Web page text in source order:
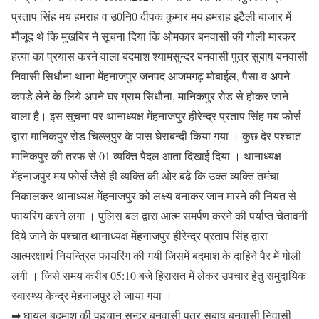
प्रताप सिंह मय हमराह व उ0नि0 दीपक कुमार मय हमराह इटैली बाजार में
मौजूद थे कि मुखबिर ने सूचना दिया कि ओमकार बनवासी की गोली मारकर
हत्या का प्रयास करने वाला बदमाश श्यामसुन्दर बनवासी पुत्र सुबाष बनवासी
निवासी सिधौना थाना मेंहनाजपुर जनपद आजमगढ़ मोबाईल, पैसा व अपने
कपडे लेने के लिये अपने घर ग्राम सिधौना, मानिकपुर रोड से होकर जाने
वाला है। इस सूचना पर थानाध्यक्ष मेंहनाजपुर हीरेन्द्र प्रताप सिंह मय फोर्स
द्वारा मानिकपुर रोड चिल्लूपुर के पास घेराबन्दी किया गया । कुछ देर पश्चात
मानिकपुर की तरफ से 01 व्यक्ति पैदल आता दिखाई दिया । थानाध्यक्ष
मेंहनाजपुर मय फोर्स जैसे ही व्यक्ति की ओर बढे कि उक्त व्यक्ति तमंचा
निकालकर थानाध्यक्ष मेंहनाजपुर को लक्ष्य बनाकर जान मारने की नियत से
फायरिंग करने लगा । पुलिस बल द्वारा आत्म समर्पण करने की पर्याप्त चेतावनी
दिये जाने के पश्चात थानाध्यक्ष मेंहनाजपुर हीरेन्द्र प्रताप सिंह द्वारा
आत्मरक्षार्थ नियन्त्रित फायरिंग की गयी जिसमें बदमाश के दाहिने पैर में गोली
लगी । जिसे समय करीब 05:10 बजे हिरासत में लेकर उपचार हेतु समुदायिक
स्वास्थ्य केन्द्र मेहनाजपुर ले जाया गया ।
➡ घायल बदमाश की पहचान सुन्दर बनवासी पुत्र सुबाष बनवासी निवासी